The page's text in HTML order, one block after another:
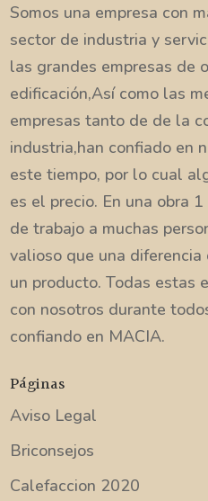
Somos una empresa con
sector de industria y
las grandes empresas de
edificación,Así como las
empresas tanto de de la
industria,han confiado en
este tiempo, por lo cual
es el precio. En una obra
de trabajo a muchas
valioso que una
un producto. Todas estas
con nosotros durante
confiando en MACIA.
Páginas
Aviso Legal
Briconsejos
Calefaccion 2020